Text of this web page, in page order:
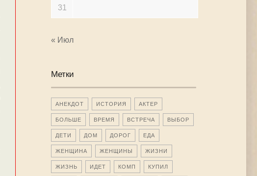
31
« Июл
Метки
АНЕКДОТ ИСТОРИЯ АКТЕР
БОЛЬШЕ ВРЕМЯ ВСТРЕЧА ВЫБОР
ДЕТИ ДОМ ДОРОГ ЕДА
ЖЕНЩИНА ЖЕНЩИНЫ ЖИЗНИ
ЖИЗНЬ ИДЕТ КОМП КУПИЛ